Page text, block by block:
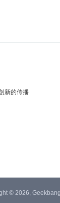
新的传播
© 2026,